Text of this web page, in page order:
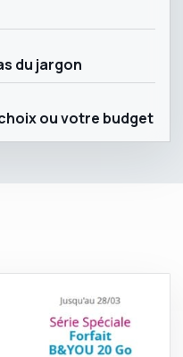
du jargon
ou votre budget